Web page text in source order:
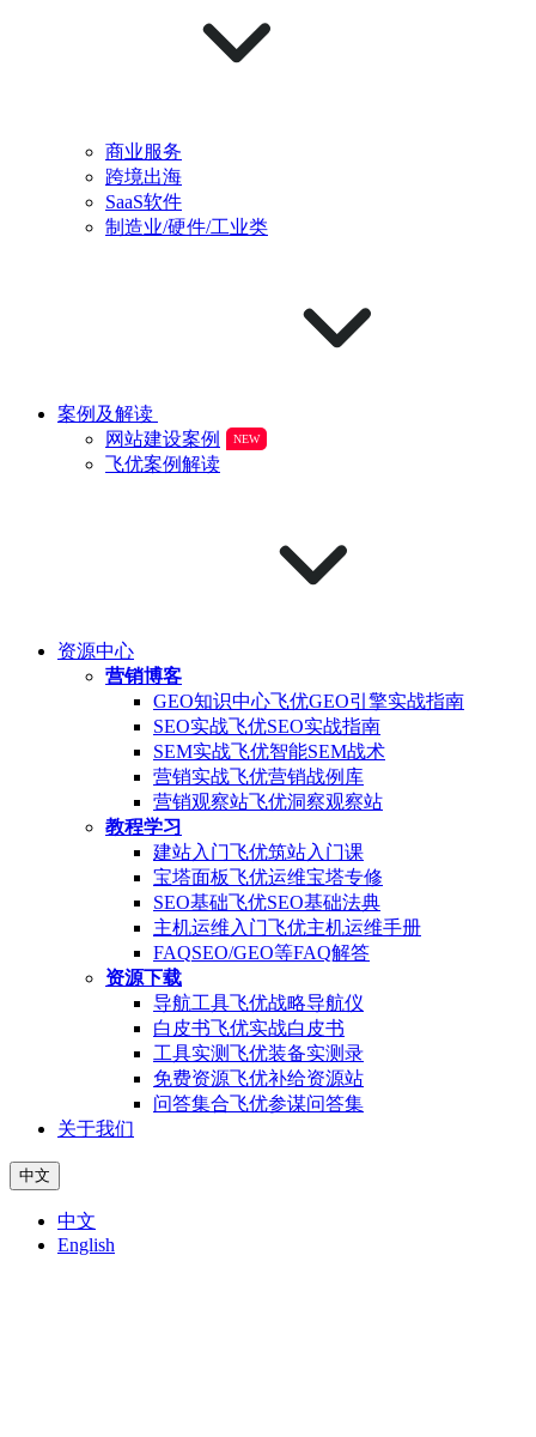
商业服务
跨境出海
SaaS软件
制造业/硬件/工业类
案例及解读
网站建设案例
NEW
飞优案例解读
资源中心
营销博客
GEO知识中心飞优GEO引擎实战指南
SEO实战飞优SEO实战指南
SEM实战飞优智能SEM战术
营销实战飞优营销战例库
营销观察站飞优洞察观察站
教程学习
建站入门飞优筑站入门课
宝塔面板飞优运维宝塔专修
SEO基础飞优SEO基础法典
主机运维入门飞优主机运维手册
FAQSEO/GEO等FAQ解答
资源下载
导航工具飞优战略导航仪
白皮书飞优实战白皮书
工具实测飞优装备实测录
免费资源飞优补给资源站
问答集合飞优参谋问答集
关于我们
中文
中文
English